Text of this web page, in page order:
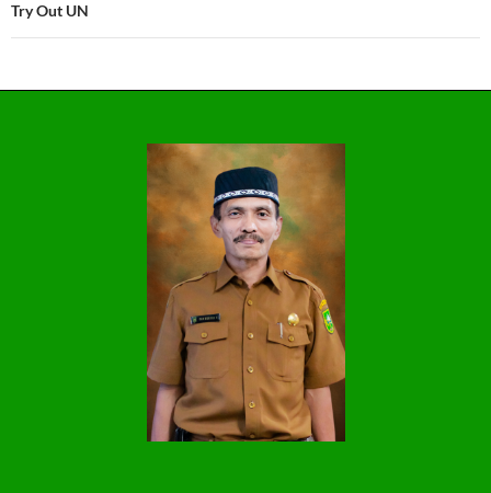
Try Out UN